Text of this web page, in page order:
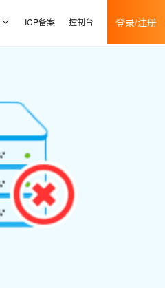
ICP备案 控制台 登录/注册